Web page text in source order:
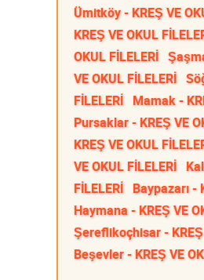
Ümitköy - KREŞ VE
KREŞ VE OKUL
OKUL FİLELERİ
VE OKUL FİLELERİ
FİLELERİ Mamak -
Pursaklar - KREŞ VE
KREŞ VE OKUL
VE OKUL FİLELERİ
FİLELERİ Baypazarı -
Haymana - KREŞ VE
Şereflikoçhisar - KREŞ
Beşevler - KREŞ VE